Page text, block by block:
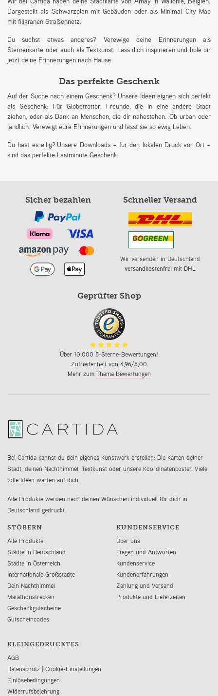
Dargestellt als Schwarzplan mit Gebäuden oder als Minimal City Map
mit filigranen Straßennetz.
Du suchst etwas anderes? Verewige deine Erinnerungen als
Sternenkarte oder auch als Textkunst. Lass dich inspirieren und hole dir
jetzt deine Erinnerungen nach Hause.
Das perfekte Geschenk
Auf der Suche nach einem Geschenk? Unsere Ideen eignen sich perfekt
als Geschenk: Für Globetrotter, Freunde, die in eine andere Stadt
ziehen, oder als Dank an Menschen, die dir nahestehen. Ob urban oder
ländlich. Verewigt eure Erinnerungen und lasst sie so ewig Leben.
Du hast es eilig? Unsere Downloads – für den lokalen Druck vor Ort –
sind das perfekte Lastminute Geschenk.
Sicher bezahlen Schneller Versand
Wir versenden in Deutschland
versandkostenfreimit DHL
Geprüfter Shop
Über 10.000 5-Sterne-Bewertungen!
Zufriedenheit von 4,96/5,00
Mehr zum Thema Bewertungen
Bei Cartida kannst du dein eigenes Kunstwerk erstellen: Die Karten deiner
Stadt, deinen Nachthimmel, Textkunst oder unsere Koordinatenposter. Viele
tolle Ideen warten auf dich.
Alle Produkte werden nach deinen Wünschen individuell für dich in
Deutschland gedruckt.
STÖBERN
Alle Produkte
Städte in Deutschland
Städte in Österreich
Internationale Großstädte
Dein Nachthimmel
Marathonstrecken
Geschenkgutscheine
Gutscheincodes
KUNDENSERVICE
Über uns
Fragen und Antworten
Kundenservice
Kundenerfahrungen
Zahlung und Versand
Produkte und Lieferzeiten
KLEINGEDRUCKTES
AGB
Datenschutz | Cookie-Einstellungen
Einlösebedingungen
Widerrufsbelehrung